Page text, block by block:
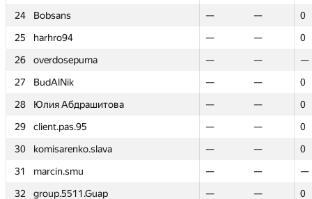
24
Bobsans — —
0
25
harhro94 — —
0
26
overdosepuma — —
—
27
BudAlNik — —
0
28
Юлия Абдрашитова — —
0
29
client.pas.95 — —
0
30
komisarenko.slava — —
0
31
marcin.smu — —
—
32
group.5511.Guap — —
0
24
Bobsans — —
0
25
harhro94 — —
0
26
overdosepuma — —
—
27
BudAlNik — —
0
28
Юлия Абдрашитова — —
0
29
client.pas.95 — —
0
30
komisarenko.slava — —
0
31
marcin.smu — —
—
32
group.5511.Guap — —
0